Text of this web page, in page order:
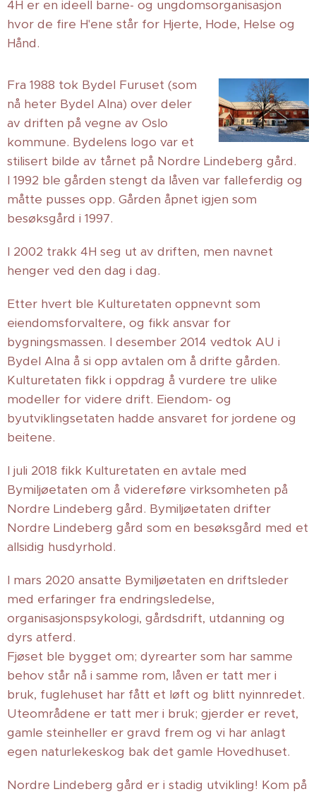
4H er en ideell barne- og ungdomsorganisasjon
hvor de fire H'ene står for Hjerte, Hode, Helse og
Hånd.
Fra 1988 tok Bydel Furuset (som
nå heter Bydel Alna) over deler
av driften på vegne av Oslo
kommune. Bydelens logo var et
stilisert bilde av tårnet på Nordre Lindeberg gård.
I 1992 ble gården stengt da låven var falleferdig og
måtte pusses opp. Gården åpnet igjen som
besøksgård i 1997.
I 2002 trakk 4H seg ut av driften, men navnet
henger ved den dag i dag.
Etter hvert ble Kulturetaten oppnevnt som
eiendomsforvaltere, og fikk ansvar for
bygningsmassen. I desember 2014 vedtok AU i
Bydel Alna å si opp avtalen om å drifte gården.
Kulturetaten fikk i oppdrag å vurdere tre ulike
modeller for videre drift. Eiendom- og
byutviklingsetaten hadde ansvaret for jordene og
beitene.
I juli 2018 fikk Kulturetaten en avtale med
Bymiljøetaten om å videreføre virksomheten på
Nordre Lindeberg gård. Bymiljøetaten drifter
Nordre Lindeberg gård som en besøksgård med et
allsidig husdyrhold.
I mars 2020 ansatte Bymiljøetaten en driftsleder
med erfaringer fra endringsledelse,
organisasjonspsykologi, gårdsdrift, utdanning og
dyrs atferd.
Fjøset ble bygget om; dyrearter som har samme
behov står nå i samme rom, låven er tatt mer i
bruk, fuglehuset har fått et løft og blitt nyinnredet.
Uteområdene er tatt mer i bruk; gjerder er revet,
gamle steinheller er gravd frem og vi har anlagt
egen naturlekeskog bak det gamle Hovedhuset.
Nordre Lindeberg gård er i stadig utvikling! Kom på